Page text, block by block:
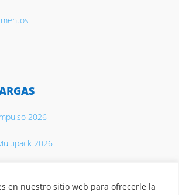
en nuestro sitio web para ofrecerle la
2026
2026